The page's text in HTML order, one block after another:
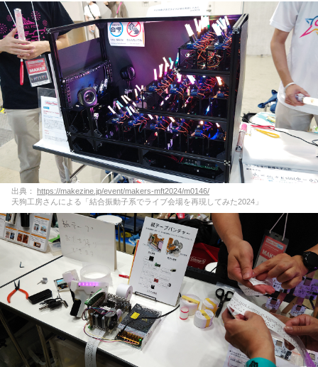
出典：
https://makezine.jp/event/makers-mft2024/m0146/
天狗工房さんによる「結合振動子系でライブ会場を再現してみた2024」